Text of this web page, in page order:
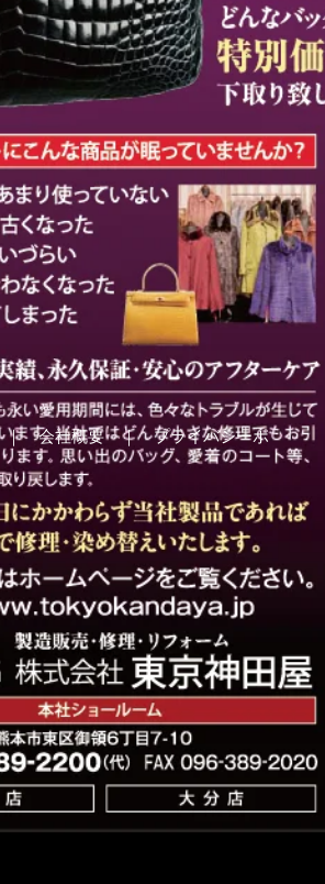
会社概要｜プライバシーポ